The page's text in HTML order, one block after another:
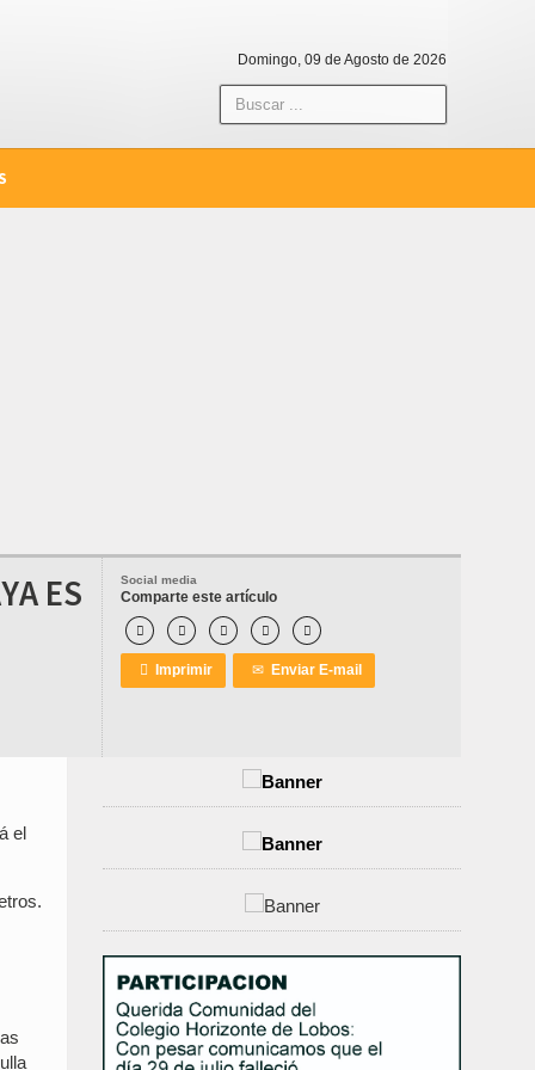
Domingo, 09 de Agosto de 2026
Social media
Comparte este artículo
    
 Imprimir ✉ Enviar E-mail
ES
el